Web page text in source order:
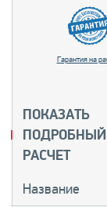
Гарантия на
ПОКАЗАТЬ
ПОДРОБНЫЙ
РАСЧЕТ
Название